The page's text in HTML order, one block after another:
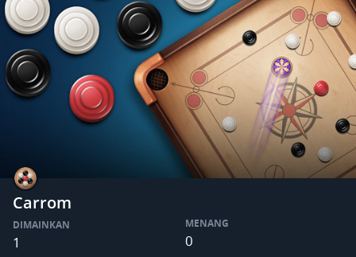
Carrom
DIMAINKAN
1
MENANG
0